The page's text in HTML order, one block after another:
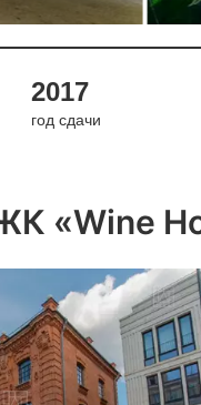
2017
год сдачи
«Wine